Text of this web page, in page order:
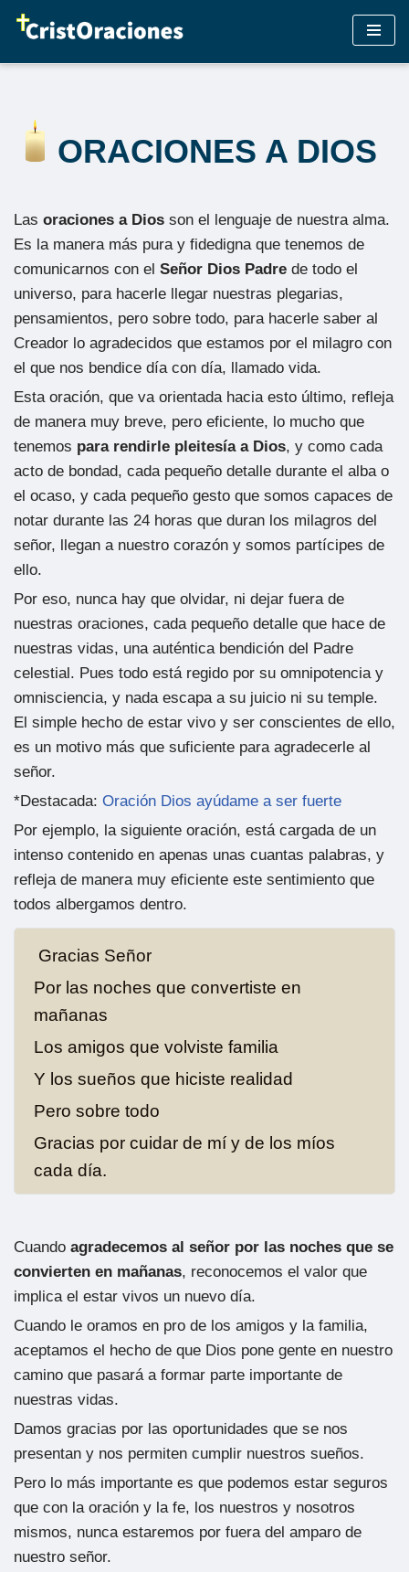
ORACIONES A DIOS
Las oraciones a Dios son el lenguaje de nuestra alma.
Es la manera más pura y fidedigna que tenemos de
comunicarnos con el Señor Dios Padre de todo el
universo, para hacerle llegar nuestras plegarias,
pensamientos, pero sobre todo, para hacerle saber al
Creador lo agradecidos que estamos por el milagro con
el que nos bendice día con día, llamado vida.
Esta oración, que va orientada hacia esto último, refleja
de manera muy breve, pero eficiente, lo mucho que
tenemos para rendirle pleitesía a Dios, y como cada
acto de bondad, cada pequeño detalle durante el alba o
el ocaso, y cada pequeño gesto que somos capaces de
notar durante las 24 horas que duran los milagros del
señor, llegan a nuestro corazón y somos partícipes de
ello.
Por eso, nunca hay que olvidar, ni dejar fuera de
nuestras oraciones, cada pequeño detalle que hace de
nuestras vidas, una auténtica bendición del Padre
celestial. Pues todo está regido por su omnipotencia y
omnisciencia, y nada escapa a su juicio ni su temple.
El simple hecho de estar vivo y ser conscientes de ello,
es un motivo más que suficiente para agradecerle al
señor.
*Destacada: Oración Dios ayúdame a ser fuerte
Por ejemplo, la siguiente oración, está cargada de un
intenso contenido en apenas unas cuantas palabras, y
refleja de manera muy eficiente este sentimiento que
todos albergamos dentro.
Gracias Señor
Por las noches que convertiste en
mañanas
Los amigos que volviste familia
Y los sueños que hiciste realidad
Pero sobre todo
Gracias por cuidar de mí y de los míos
cada día.
Cuando agradecemos al señor por las noches que se
convierten en mañanas, reconocemos el valor que
implica el estar vivos un nuevo día.
Cuando le oramos en pro de los amigos y la familia,
aceptamos el hecho de que Dios pone gente en nuestro
camino que pasará a formar parte importante de
nuestras vidas.
Damos gracias por las oportunidades que se nos
presentan y nos permiten cumplir nuestros sueños.
Pero lo más importante es que podemos estar seguros
que con la oración y la fe, los nuestros y nosotros
mismos, nunca estaremos por fuera del amparo de
nuestro señor.